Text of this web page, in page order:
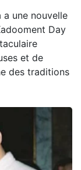
a une nouvelle
Day
et de
des traditions